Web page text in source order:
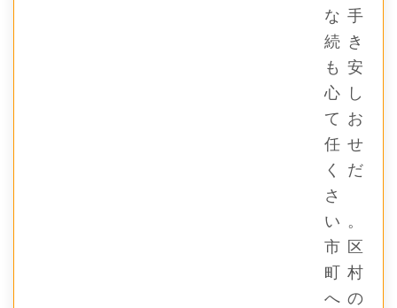
な手
続き
も安
心し
てお
任せ
くだ
さ
い。
市区
町村
への